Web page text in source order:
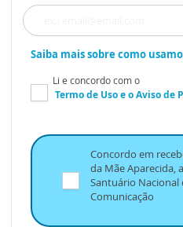
Saiba mais sobre como
Li e concordo com o
Termo de Usoe oAviso de
Concordo em
da Mãe Aparecida,
Santuário Nacional
Comunicação